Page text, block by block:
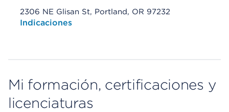
2306 NE Glisan St, Portland, OR 97232
Opens native map application on mobile devices
Indicaciones
Mi formación, certificaciones y
licenciaturas